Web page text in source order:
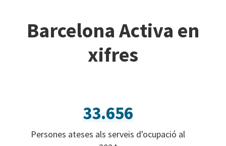
Barcelona Activa en
xifres
33.656
Persones ateses als serveis d'ocupació al